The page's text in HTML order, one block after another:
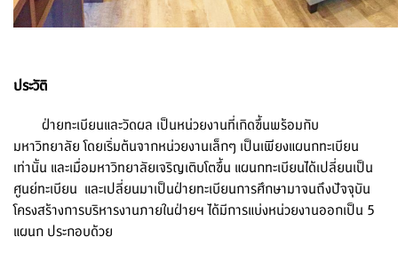
ประวัติ
ฝ่ายทะเบียนและวัดผล เป็นหน่วยงานที่เกิดขึ้นพร้อมกับ
มหาวิทยาลัย โดยเริ่มต้นจากหน่วยงานเล็กๆ เป็นเพียงแผนกทะเบียน
เท่านั้น และเมื่อมหาวิทยาลัยเจริญเติบโตขึ้น แผนกทะเบียนได้เปลี่ยนเป็น
ศูนย์ทะเบียน และเปลี่ยนมาเป็นฝ่ายทะเบียนการศึกษามาจนถึงปัจจุบัน
โครงสร้างการบริหารงานภายในฝ่ายฯ ได้มีการแบ่งหน่วยงานออกเป็น 5
แผนก ประกอบด้วย